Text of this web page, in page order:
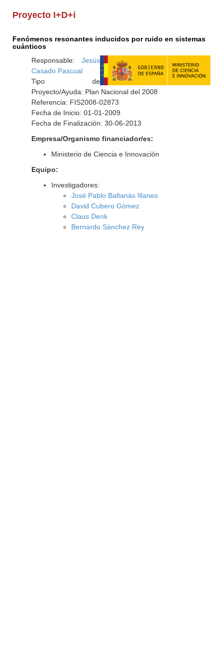
Proyecto I+D+i
Fenómenos resonantes inducidos por ruido en sistemas
cuánticos
Responsable: Jesús
Casado Pascual
Tipo de
Proyecto/Ayuda: Plan Nacional del 2008
Referencia: FIS2008-02873
Fecha de Inicio: 01-01-2009
Fecha de Finalización: 30-06-2013
Empresa/Organismo financiador/es:
Ministerio de Ciencia e Innovación
Equipo:
Investigadores:
José Pablo Baltanás Illanes
David Cubero Gómez
Claus Denk
Bernardo Sánchez Rey